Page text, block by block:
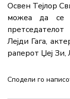
Освен Тејлор
можеа да се
Лејди Гага,
раперот Џеј
Сподели го